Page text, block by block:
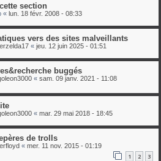
section
« lun. 18 févr. 2008 - 08:33
vers des sites malveillants
« jeu. 12 juin 2025 - 01:51
buggés
« sam. 09 janv. 2021 - 11:08
« mar. 29 mai 2018 - 18:45
de trolls
« mer. 11 nov. 2015 - 01:19
1 2 3